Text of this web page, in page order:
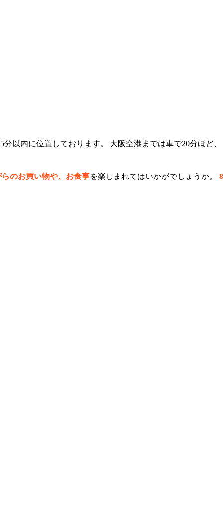
以内に位置しております。 大阪空港までは車で20分ほど、
のお買い物や、お食事を楽しまれてはいかがでしょうか。 8